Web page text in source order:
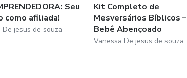
Seu
como afiliada!
De jesus de souza
Kit Completo de
Mesversários Bíblicos –
Bebê Abençoado
Vanessa De jesus de souza